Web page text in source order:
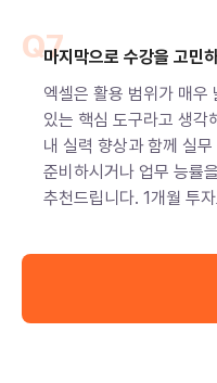
Q7마지막으로 수강을 고민
엑셀은 활용 범위가 매우
있는 핵심 도구라고 생각
내 실력 향상과 함께 실
준비하시거나 업무 능률
추천드립니다. 1개월 투